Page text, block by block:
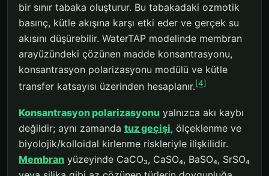
bir sınır tabaka oluşturur. Bu tabakadaki ozmotik
basınç, kütle akışına karşı etki eder ve gerçek su
akısını düşürebilir. WaterTAP modelinde membran
arayüzündeki çözünen madde konsantrasyonu,
konsantrasyon polarizasyonu modülü ve kütle
transfer katsayısı üzerinden hesaplanır.[4]
Konsantrasyon polarizasyonu yalnızca akı kaybı
değildir; aynı zamanda tuz geçişi, ölçeklenme ve
biyolojik/kolloidal kirlenme riskleriyle ilişkilidir.
Membran yüzeyinde CaCO₃, CaSO₄, BaSO₄, SrSO₄